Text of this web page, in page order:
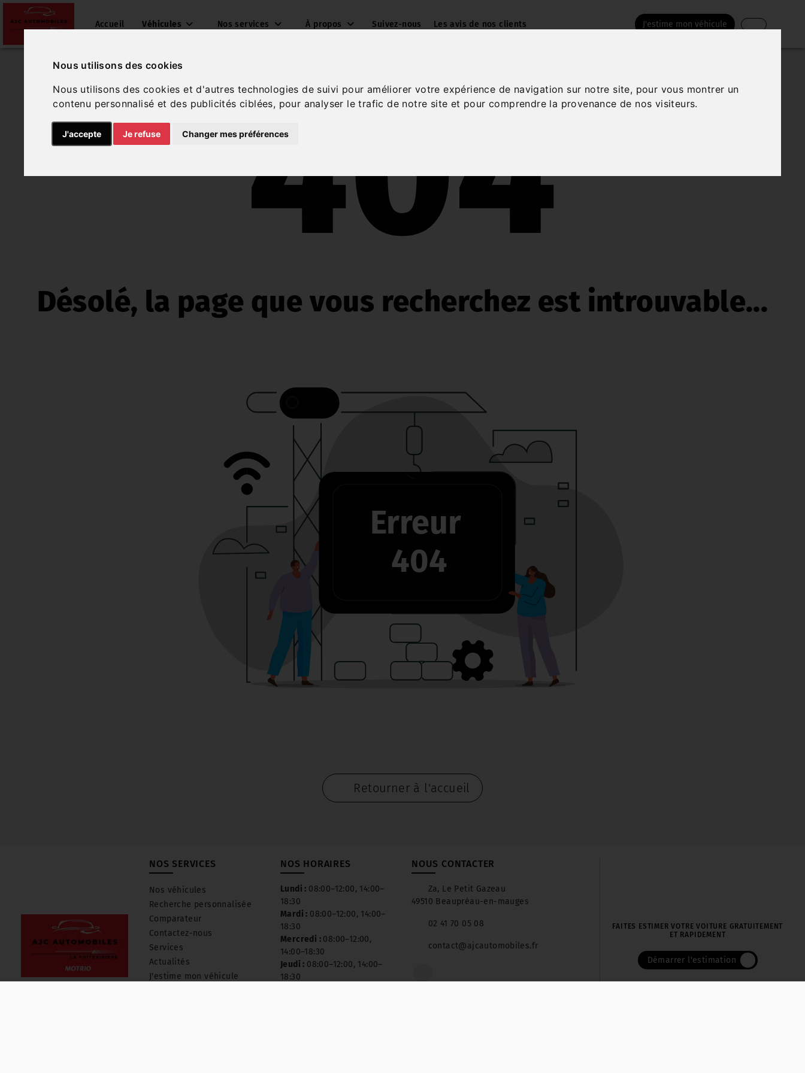
Nous utilisons des cookies
Nous utilisons des cookies et d'autres technologies de suivi pour améliorer votre expérience de navigation sur notre site, pour vous montrer un
contenu personnalisé et des publicités ciblées, pour analyser le trafic de notre site et pour comprendre la provenance de nos visiteurs.
J'accepte Je refuse Changer mes préférences
Accueil Véhicules Nos services À propos Suivez-nous Les avis de nos clients J'estime mon véhicule
404
Désolé, la page que vous recherchez est introuvable...
Erreur
404
Retourner à l'accueil
NOS SERVICES
Nos véhicules
Recherche personnalisée
Comparateur
Contactez-nous
Services
Actualités
J'estime mon véhicule
NOS HORAIRES
Lundi : 08:00–12:00, 14:00–
18:30
Mardi : 08:00–12:00, 14:00–
18:30
Mercredi : 08:00–12:00,
14:00–18:30
Jeudi : 08:00–12:00, 14:00–
18:30
NOUS CONTACTER
Za, Le Petit Gazeau
49510 Beaupréau-en-mauges
02 41 70 05 08
contact@ajcautomobiles.fr
FAITES ESTIMER VOTRE VOITURE GRATUITEMENT
ET RAPIDEMENT
Démarrer l'estimation